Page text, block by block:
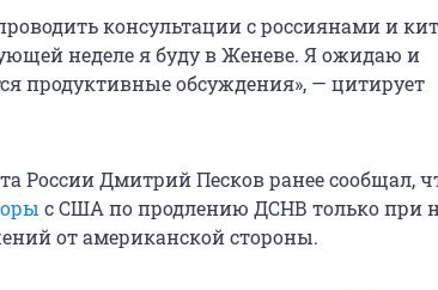
консультации с россиянами и
неделе я буду в Женеве. Я ожидаю и
продуктивные обсуждения», — цитирует
России Дмитрий Песков ранее сообщал,
с США по продлению ДСНВ только при
от американской стороны.